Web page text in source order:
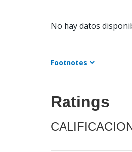
No hay datos
Footnotes
Ratings